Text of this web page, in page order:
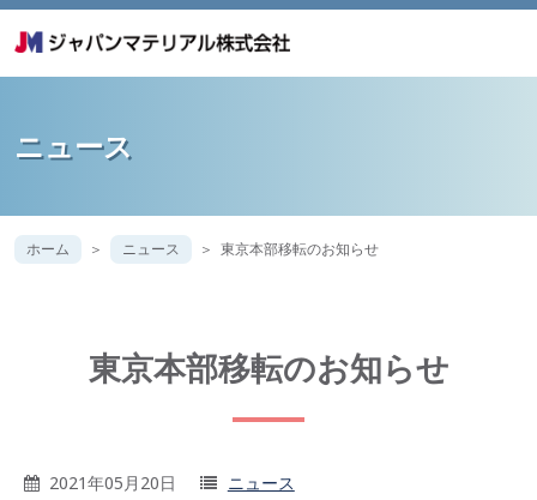
ニュース
ホーム ニュース 東京本部移転のお知らせ
東京本部移転のお知らせ
2021年05月20日 ニュース